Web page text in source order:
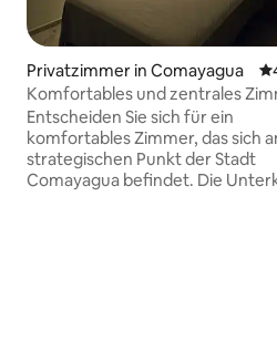
Privatzimmer in Comayagua
Komfortables und zentrales
Minuten von Palmerola entfernt
Entscheiden Sie sich für ein
komfortables Zimmer, das sich
strategischen Punkt der Stadt
Comayagua befindet. Die